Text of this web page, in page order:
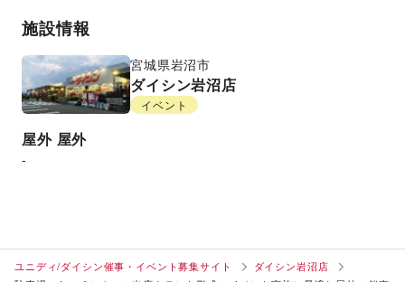
施設情報
宮城県岩沼市
ダイシン岩沼店
イベント
屋外 屋外
-
ユニディ/ダイシン催事・イベント募集サイト
ダイシン岩沼店